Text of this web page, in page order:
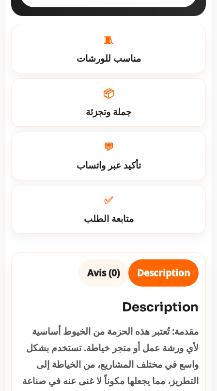
🧵
مناسب للورشات
📦
جملة وتجزئة
💬
تأكيد عبر واتساب
✅
متابعة الطلب
Description
Avis (0)
Description
مقدمة:تُعتبر هذه الحزمة من الخيوط أساسية
لأي ورشة عمل أو متجر خياطة. تستخدم بشكل
واسع في مختلف المشاريع، من الخياطة إلى
التطريز، مما يجعلها مكوناً لا غنى عنه في صناعة